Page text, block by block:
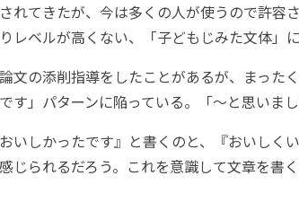
れてきたが、今は多くの人が使うので許容
レベルが高くない、「子どもじみた文体」
文の添削指導をしたことがあるが、まった
す」パターンに陥っている。「～と思いま
いしかったです』と書くのと、『おいしく
じられるだろう。これを意識して文章を書